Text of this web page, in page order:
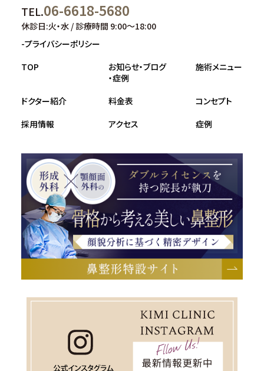
TEL.06-6618-5680
休診日:火・水 / 診療時間 9:00～18:00
-プライバシーポリシー
TOP
お知らせ・ブログ
・症例
施術メニュー
ドクター紹介 料金表
コンセプト
採用情報
アクセス 症例